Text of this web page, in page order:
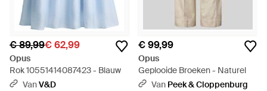
€ 89,99€ 62,99
Opus
Rok 10551414087423 - Blauw
VanV&D
€ 99,99
Opus
Geplooide Broeken - Naturel
Van Peek & Cloppenburg